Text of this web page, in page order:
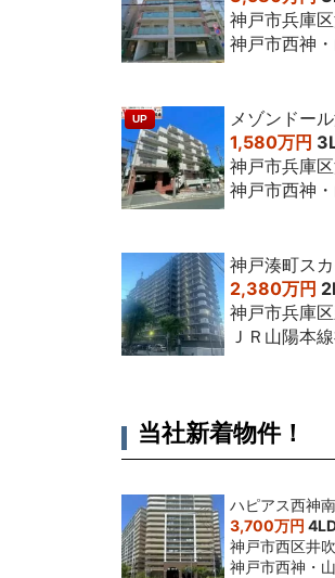
神戸市兵庫
神戸市西神
UP
メゾンドール
1,580万円
神戸市兵庫
神戸市西神
神戸湊町ス
2,380万円
神戸市兵庫
ＪＲ山陽本
当社新着物件！
ハピアス西神南
3,700万円
神戸市西区井
神戸市西神・